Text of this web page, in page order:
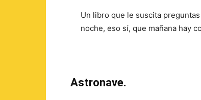
Un libro que le suscita
noche, eso sí, que mañana hay
Astronave.